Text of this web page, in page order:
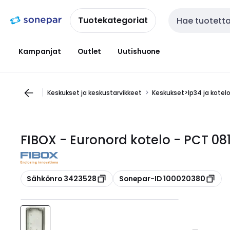
navigointiinsisältöönTuotekategoriat Haku
Kampanjat Outlet Uutishuone
Keskukset ja keskustarvikkeet Keskukset>Ip34 ja
FIBOX - Euronord kotelo - PCT
Kopioi
Sähkönro 3423528 Kopioi
Sonepar-ID 100020380